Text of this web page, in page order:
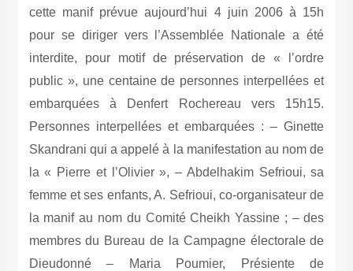
cette manif prévue aujourd’hui 4 juin 2006 à 15h
pour se diriger vers l’Assemblée Nationale a été
interdite, pour motif de préservation de « l’ordre
public », une centaine de personnes interpellées et
embarquées à Denfert Rochereau vers 15h15.
Personnes interpellées et embarquées : – Ginette
Skandrani qui a appelé à la manifestation au nom de
la « Pierre et l’Olivier », – Abdelhakim Sefrioui, sa
femme et ses enfants, A. Sefrioui, co-organisateur de
la manif au nom du Comité Cheikh Yassine ; – des
membres du Bureau de la Campagne électorale de
Dieudonné – Maria Poumier, Présiente de